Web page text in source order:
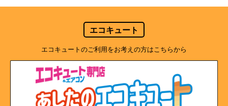
エコキュート
エコキュートのご利用をお考えの方はこちらから